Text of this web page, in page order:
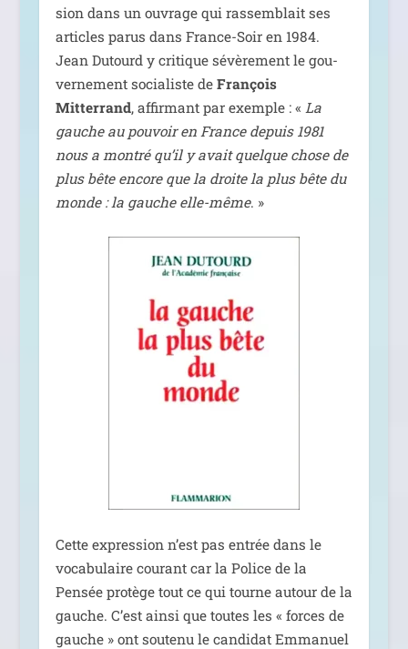
sion dans un ouvrage qui ras­sem­blait ses
articles parus dans France-Soir en 1984.
Jean Dutourd y cri­tique sévè­re­ment le gou­
ver­ne­ment socia­liste de François
Mitterrand, affir­mant par exemple : « La
gauche au pou­voir en France depuis 1981
nous a mon­tré qu’il y avait quelque chose de
plus bête encore que la droite la plus bête du
monde : la gauche elle-même. »
Cette expres­sion n’est pas entrée dans le
voca­bu­laire cou­rant car la Police de la
Pensée pro­tège tout ce qui tourne autour de la
gauche. C’est ain­si que toutes les « forces de
gauche » ont sou­te­nu le can­di­dat Emmanuel